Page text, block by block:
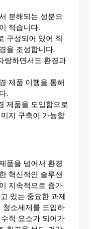
분해되는 성분으
적습니다.
구성되어 있어 직
을 조성합니다.
랑하면서도 환경과
제품 이행을 통해
.
제품을 도입함으로
지 구축이 가능합
품을 넘어서 환경
혁신적인 솔루션
지속적으로 증가
있는 중요한 과제
청소세제를 도입하
적 요소가 되어가